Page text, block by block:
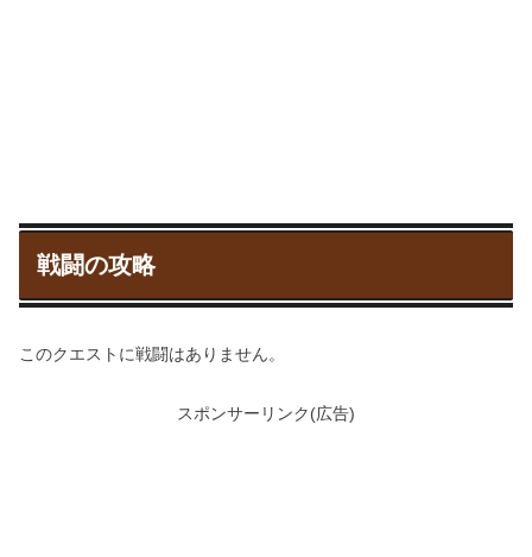
戦闘の攻略
このクエストに戦闘はありません。
スポンサーリンク(広告)